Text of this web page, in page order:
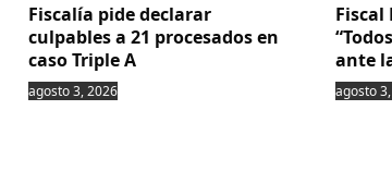
Fiscalía pide declarar
culpables a 21 procesados en
caso Triple A
agosto 3, 2026
Fiscal
ante
agosto